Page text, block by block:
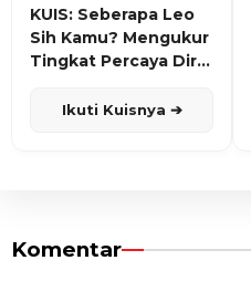
KUIS: Seberapa Leo
Sih Kamu? Mengukur
Tingkat Percaya Diri
Ikuti Kuisnya ➔
Komentar